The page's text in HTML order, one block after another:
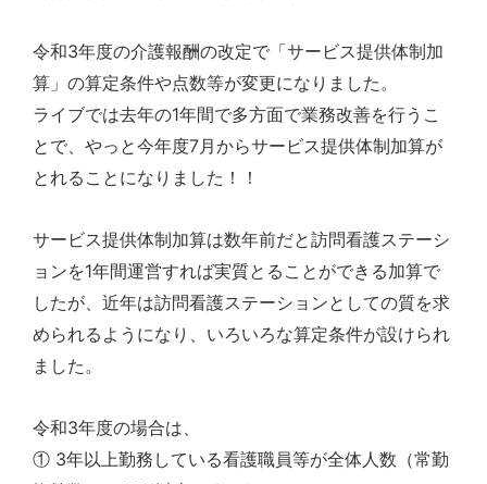
令和3年度の介護報酬の改定で「サービス提供体制加
算」の算定条件や点数等が変更になりました。
ライブでは去年の1年間で多方面で業務改善を行うこ
とで、やっと今年度7月からサービス提供体制加算が
とれることになりました！！
サービス提供体制加算は数年前だと訪問看護ステーシ
ョンを1年間運営すれば実質とることができる加算で
したが、近年は訪問看護ステーションとしての質を求
められるようになり、いろいろな算定条件が設けられ
ました。
令和3年度の場合は、
① 3年以上勤務している看護職員等が全体人数（常勤